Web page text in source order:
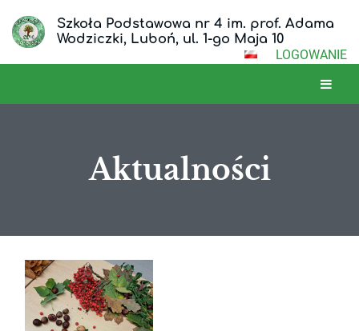
Szkoła Podstawowa nr 4 im. prof. Adama
Wodziczki, Luboń, ul. 1-go Maja 10
LOGOWANIE
Aktualności
Aktualności